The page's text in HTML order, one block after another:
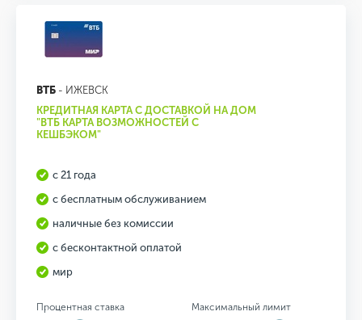
ВТБ - ИЖЕВСК
КРЕДИТНАЯ КАРТА С ДОСТАВКОЙ НА ДОМ
"ВТБ КАРТА ВОЗМОЖНОСТЕЙ С
КЕШБЭКОМ"
с 21 года
с бесплатным обслуживанием
наличные без комиссии
с бесконтактной оплатой
мир
Процентная ставка
Максимальный лимит